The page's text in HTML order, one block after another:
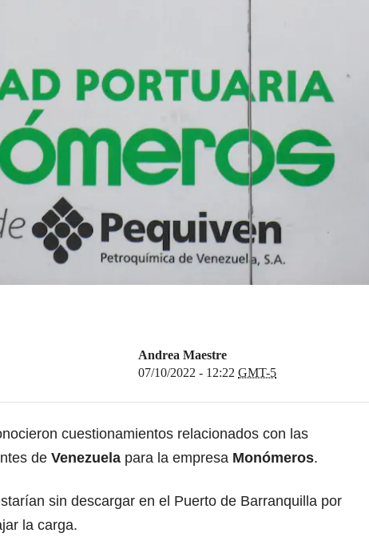
Andrea Maestre
07/10/2022 - 12:22 GMT-5
cuestionamientos relacionados con las
de Venezuela para la empresa Monómeros.
sin descargar en el Puerto de Barranquilla por
la carga.